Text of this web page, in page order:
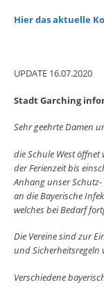
Hier das aktuelle
UPDATE 16.07.2020
Stadt Garching
Sehr geehrte Damen
die Schule West
der Ferienzeit bis
Anhang unser
an die Bayerische
welches bei Bedarf
Die Vereine sind zur
und Sicherheitsregeln
Verschiedene